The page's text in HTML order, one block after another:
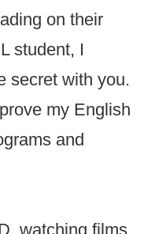
on their
student, I
secret with you.
my English
and
watching films